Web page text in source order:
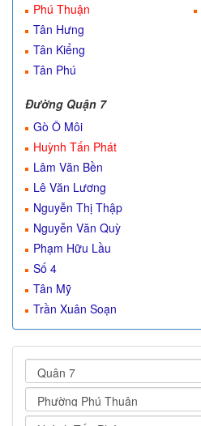
Phú Thuận
Tân Hưng
Tân Kiểng
Tân Phú
Đường Quận 7
Gò Ô Môi
Huỳnh Tấn Phát
Lâm Văn Bền
Lê Văn Lương
Nguyễn Thị Thập
Nguyễn Văn Quỳ
Phạm Hữu Lầu
Số 4
Tân Mỹ
Trần Xuân Soạn